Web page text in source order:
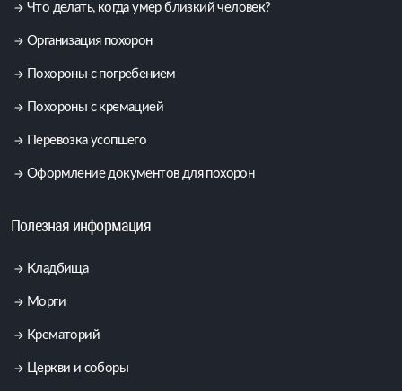
Что делать, когда умер близкий человек?
Организация похорон
Похороны с погребением
Похороны с кремацией
Перевозка усопшего
Оформление документов для похорон
Полезная информация
Кладбища
Морги
Крематорий
Церкви и соборы